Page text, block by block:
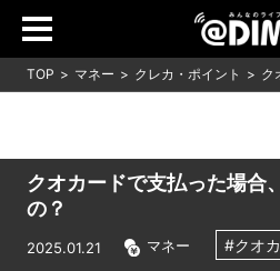
TOP マネー クレカ・ポイント ク
クオカードで支払った場合
の？
2025.01.21 マネー #クオ